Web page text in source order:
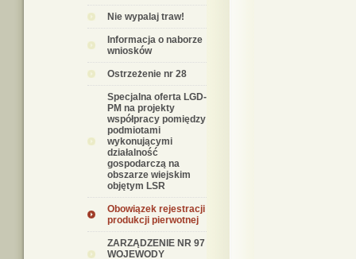
Nie wypalaj traw!
Informacja o naborze
wniosków
Ostrzeżenie nr 28
Specjalna oferta LGD-
PM na projekty
współpracy pomiędzy
podmiotami
wykonującymi
działalność
gospodarczą na
obszarze wiejskim
objętym LSR
Obowiązek rejestracji
produkcji pierwotnej
ZARZĄDZENIE NR 97
WOJEWODY